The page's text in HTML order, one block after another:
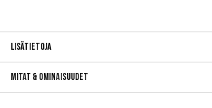
Lisätietoja
Mitat & ominaisuudet